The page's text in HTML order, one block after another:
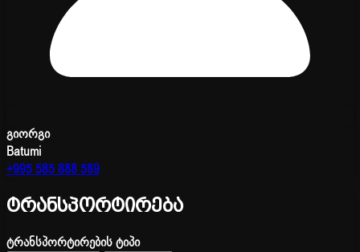
გიორგი
Batumi
+995 585 888 589
ტრანსპორტირება
ტრანსპორტირების ტიპი